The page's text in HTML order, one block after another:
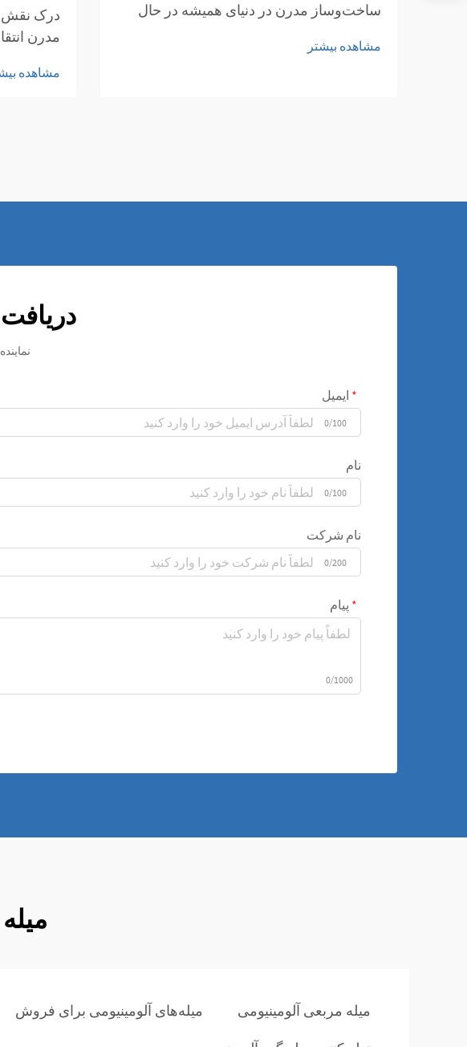
ساخت‌وساز مدرن در دنیای همیشه در حال
ضدزنگ به عنوان ماده‌ای اساسی ظهور
مشاهده بیشتر
درک نقش
مدرن
به عنوان
مشاهده
ایمیل
0/100
نام
0/100
نام شرکت
0/200
پیام
0/1000
میله مربعی آلومینیومی میله‌های آلومینیومی برای فروش